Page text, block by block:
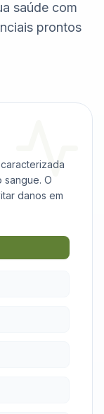
saúde com
prontos
sangue. O
danos em